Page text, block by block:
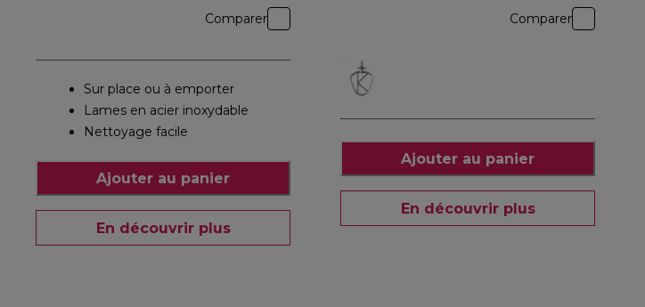
Comparer
Sur place ou à emporter
Lames en acier inoxydable
Nettoyage facile
Ajouter au panier
En découvrir plus
Comparer
Ajouter au panier
En découvrir plus